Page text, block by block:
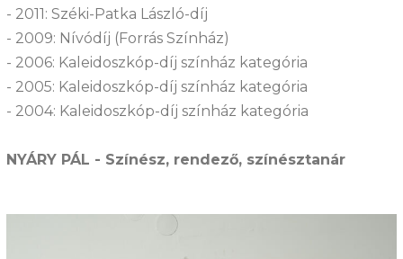
- 2011: Széki-Patka László-díj
- 2009: Nívódíj (Forrás Színház)
- 2006: Kaleidoszkóp-díj színház kategória
- 2005: Kaleidoszkóp-díj színház kategória
- 2004: Kaleidoszkóp-díj színház kategória
NYÁRY PÁL - Színész, rendező, színésztanár